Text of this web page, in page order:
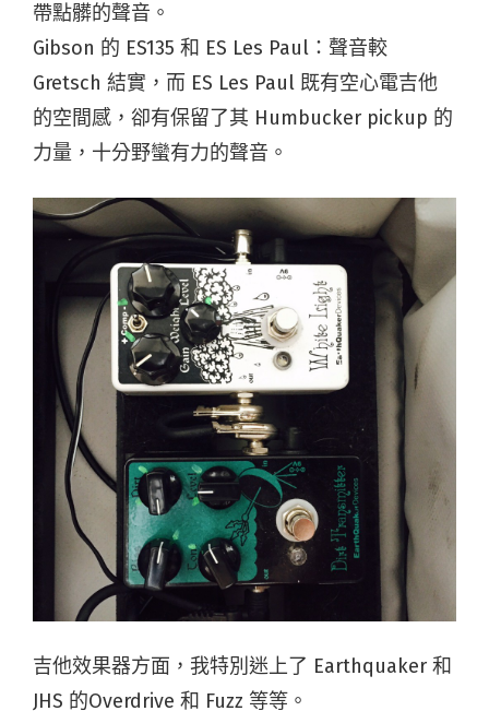
帶點髒的聲音。
Gibson 的 ES135 和 ES Les Paul：聲音較
Gretsch 結實，而 ES Les Paul 既有空心電吉他
的空間感，卻有保留了其 Humbucker pickup 的
力量，十分野蠻有力的聲音。
吉他效果器方面，我特別迷上了 Earthquaker 和
JHS 的Overdrive 和 Fuzz 等等。